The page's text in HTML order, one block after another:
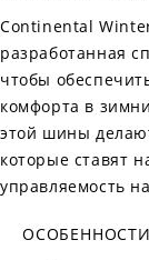
Continental
разработанная
чтобы
комфорта в
этой шины
которые ставят
управляемость